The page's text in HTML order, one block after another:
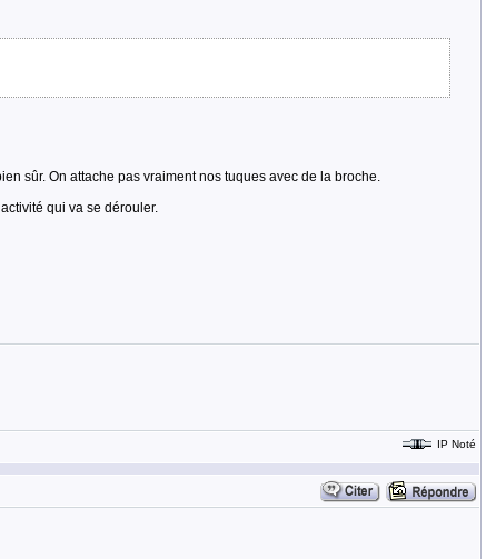
sûr. On attache pas vraiment nos tuques avec de la broche.
qui va se dérouler.
IP Noté